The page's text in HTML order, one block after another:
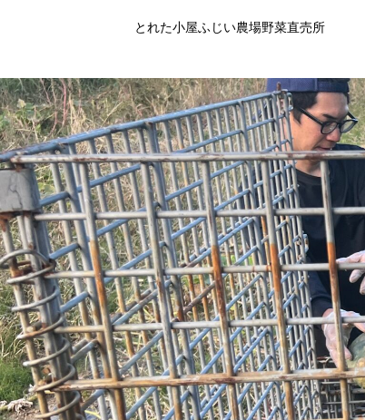
とれた小屋ふじい農場野菜直売所